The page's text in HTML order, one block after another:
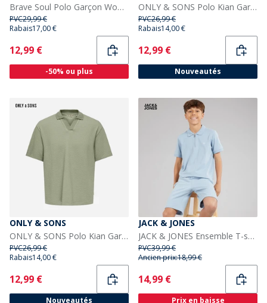
Brave Soul Polo Garçon Woodhay Navy
PVC29,99 €
Rabais17,00 €
Current
12,99 €
-50% ou plus
ONLY & SONS Polo Kian Garçon Sedona Sage
PVC26,99 €
Rabais14,00 €
Current
12,99 €
Nouveautés
ONLY & SONS
ONLY & SONS Polo Kian Garçon Seagrass
PVC26,99 €
Rabais14,00 €
Current
12,99 €
Nouveautés
JACK & JONES
JACK & JONES Ensemble T-shirt à fermeture éclair basique et short Garçon Ashley Blue
PVC39,99 €
Ancien prix:18,99 €
Current
14,99 €
Prix en baisse